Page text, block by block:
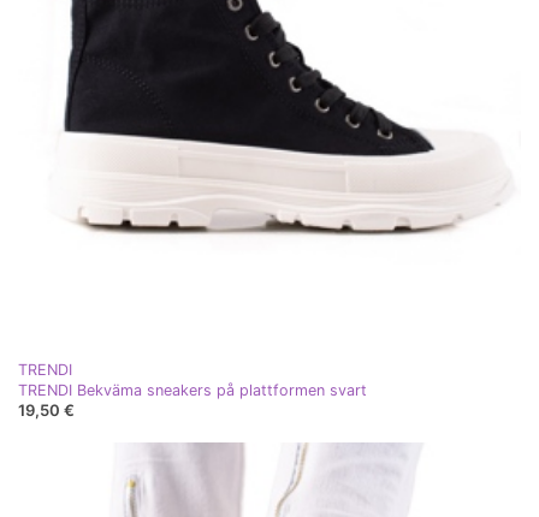
TRENDI
TRENDI Bekväma sneakers på plattformen svart
19,50 €